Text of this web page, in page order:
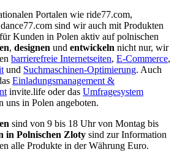
Portalen wie ride77.com,
sind wir auch mit Produkten
Kunden in Polen aktiv auf polnischen
, designen und entwickeln nicht nur, wir
barrierefreie Internetseiten, E-Commerce,
und Suchmaschinen-Optimierung. Auch
Einladungsmanagement &
invite.life oder das Umfragesystem
uns in Polen angeboten.
sind von 9 bis 18 Uhr von Montag bis
in Polnischen Zloty sind zur Information
alle Produkte in der Währung Euro.